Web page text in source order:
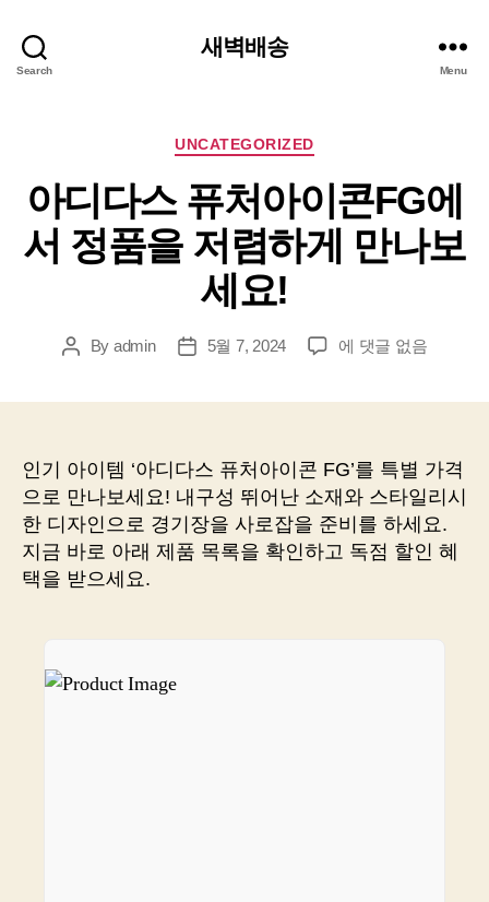
Search
새벽배송
Menu
Categories
UNCATEGORIZED
아디다스 퓨처아이콘FG에
서 정품을 저렴하게 만나보
세요!
PostBy admin
Post5월 7, 2024
아
처
아
이
콘
FG
에 댓글 없음
인기 아이템 ‘아디다스 퓨처아이콘 FG’를 특별 가격
으로 만나보세요! 내구성 뛰어난 소재와 스타일리시
한 디자인으로 경기장을 사로잡을 준비를 하세요.
지금 바로 아래 제품 목록을 확인하고 독점 할인 혜
택을 받으세요.